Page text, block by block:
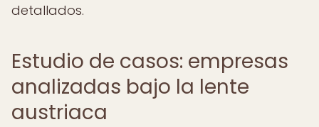
detallados.
Estudio de casos: empresas
analizadas bajo la lente
austriaca